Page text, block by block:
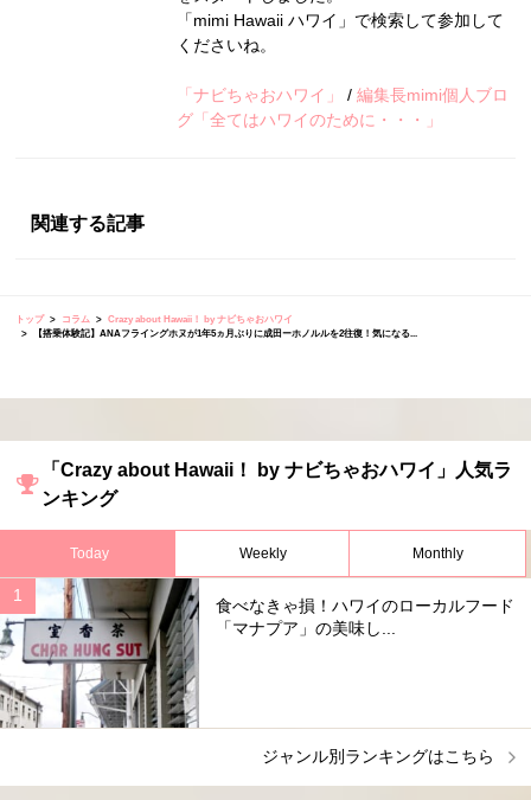
「mimi Hawaii ハワイ」で検索して参加して
くださいね。
「ナビちゃおハワイ」 /編集長mimi個人ブロ
グ「全てはハワイのために・・・」
関連する記事
トップ コラム
Crazy about Hawaii！ by ナビちゃおハワイ
【搭乗体験記】ANAフライングホヌが1年5ヵ月ぶりに成田ーホノルルを2往復！気になる...
「Crazy about Hawaii！ by ナビちゃおハワイ」人気ラ
ンキング
Today Weekly Monthly
食べなきゃ損！ハワイのローカルフード
「マナプア」の美味し...
ジャンル別ランキングはこちら